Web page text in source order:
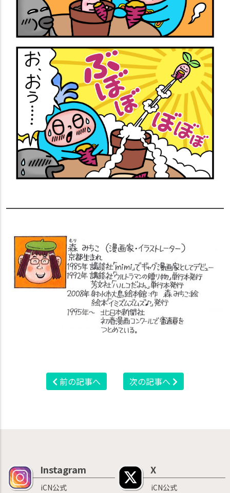
前の記事へ 次の記事へ
Instagram
iCN公式
X
iCN公式